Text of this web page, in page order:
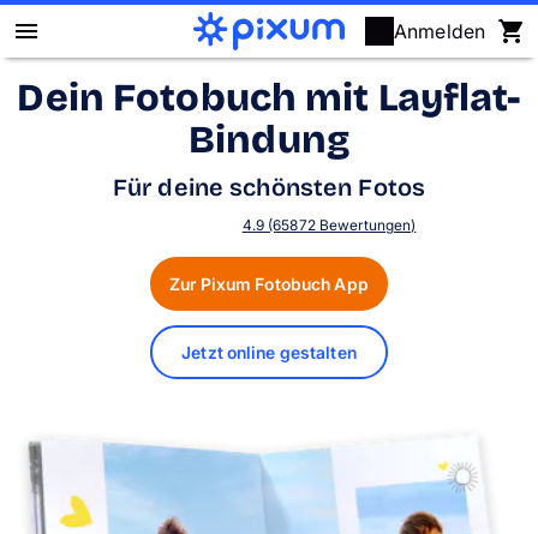
Anmelden
Pixum Fotobuch
Fotogeschenke
Grußkarten
Dein Fotobuch mit Layflat-
Bindung
Für deine schönsten Fotos
4.9 (65872 Bewertungen)
Zur Pixum Fotobuch App
Jetzt online gestalten